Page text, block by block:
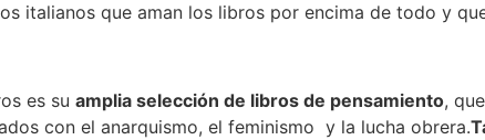
italianos que aman los libros por encima de todo y
es su amplia selección de libros de pensamiento,
con el anarquismo, el feminismo y la lucha obrera.